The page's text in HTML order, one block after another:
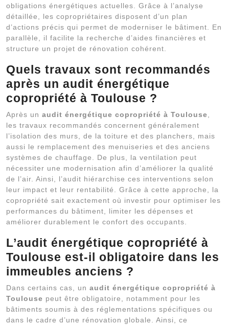
obligations énergétiques actuelles. Grâce à l’analyse
détaillée, les copropriétaires disposent d’un plan
d’actions précis qui permet de moderniser le bâtiment. En
parallèle, il facilite la recherche d’aides financières et
structure un projet de rénovation cohérent.
Quels travaux sont recommandés
après un audit énergétique
copropriété à Toulouse ?
Après un audit énergétique copropriété à Toulouse
les travaux recommandés concernent généralement
l’isolation des murs, de la toiture et des planchers, mais
aussi le remplacement des menuiseries et des anciens
systèmes de chauffage. De plus, la ventilation peut
nécessiter une modernisation afin d’améliorer la qualité
de l’air. Ainsi, l’audit hiérarchise ces interventions selon
leur impact et leur rentabilité. Grâce à cette approche, la
copropriété sait exactement où investir pour optimiser les
performances du bâtiment, limiter les dépenses et
améliorer durablement le confort des occupants.
L’audit énergétique copropriété à
Toulouse est-il obligatoire dans les
immeubles anciens ?
Dans certains cas, un audit énergétique copropriété à
Toulouse peut être obligatoire, notamment pour les
bâtiments soumis à des réglementations spécifiques ou
dans le cadre d’une rénovation globale. Ainsi, ce